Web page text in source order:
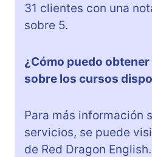
31 clientes con una
sobre 5.
¿Cómo puedo
sobre los cursos
Para más información
servicios, se puede
de Red Dragon English.